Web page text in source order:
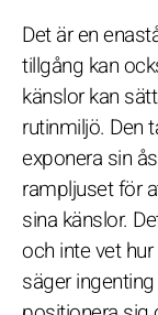
Det är en
tillgång kan
känslor kan
rutinmiljö. Den
exponera sin
rampljuset för
sina känslor.
och inte vet
säger